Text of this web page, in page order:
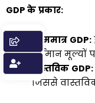
GDP के प्रकार:
नाममात्र GDP:
वर्तमान मूल्यों
वास्तविक GDP:
जिससे वास्तविक